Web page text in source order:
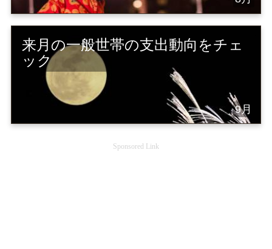
来月の一般世帯の支出動向をチェ
ック
9月
Sponsored Link